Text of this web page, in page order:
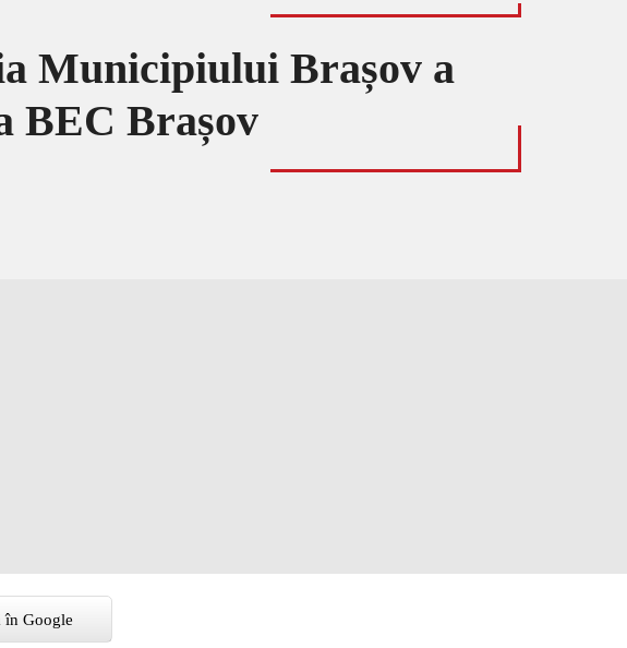
Municipiului Brașov a
BEC Brașov
în Google